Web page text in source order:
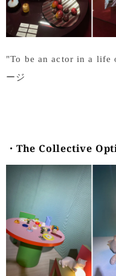
"To be an actor in a life
ージ
・The Collective